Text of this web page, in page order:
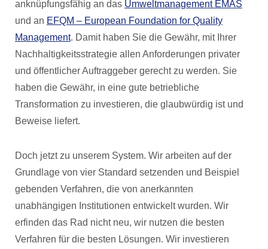
anknüpfungsfähig an das Umweltmanagement EMAS
und an EFQM – European Foundation for Quality
Management. Damit haben Sie die Gewähr, mit Ihrer
Nachhaltigkeitsstrategie allen Anforderungen privater
und öffentlicher Auftraggeber gerecht zu werden. Sie
haben die Gewähr, in eine gute betriebliche
Transformation zu investieren, die glaubwürdig ist und
Beweise liefert.
Doch jetzt zu unserem System. Wir arbeiten auf der
Grundlage von vier Standard setzenden und Beispiel
gebenden Verfahren, die von anerkannten
unabhängigen Institutionen entwickelt wurden. Wir
erfinden das Rad nicht neu, wir nutzen die besten
Verfahren für die besten Lösungen. Wir investieren